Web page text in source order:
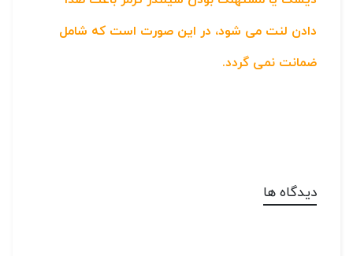
دادن لنت می شود، در این صورت است که شامل
ضمانت نمی گردد.
دیدگاه ها